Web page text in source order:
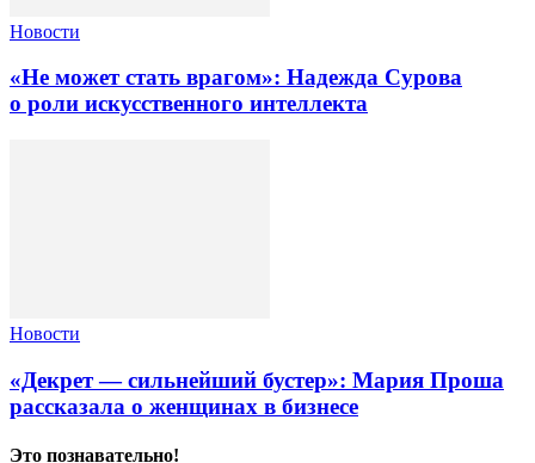
Новости
«Не может стать врагом»: Надежда Сурова
о роли искусственного интеллекта
Новости
«Декрет — сильнейший бустер»: Мария Проша
рассказала о женщинах в бизнесе
Это познавательно!